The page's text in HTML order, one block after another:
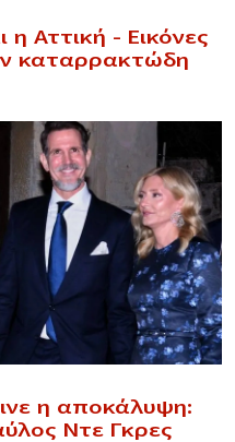
Αττική – Εικόνες
καταρρακτώδη
η αποκάλυψη:
Ντε Γκρες